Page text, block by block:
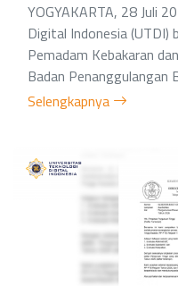
YOGYAKARTA, 28 Juli
Digital Indonesia (UTDI)
Pemadam Kebakaran
Badan Penanggulangan
Selengkapnya